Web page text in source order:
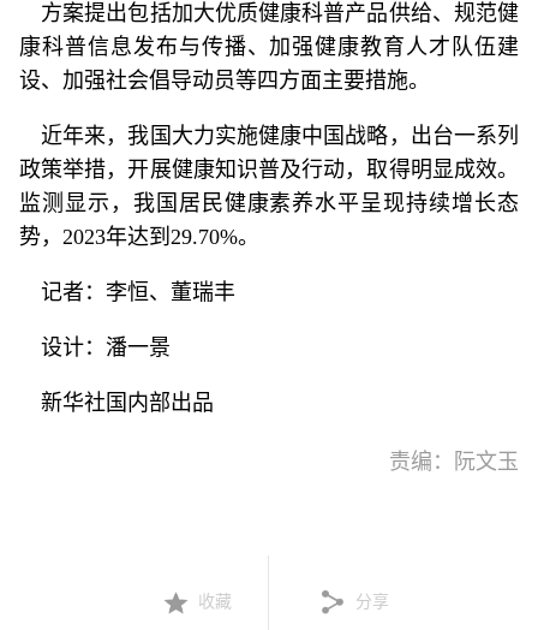
方案提出包括加大优质健康科普产品供给、规范健
康科普信息发布与传播、加强健康教育人才队伍建
设、加强社会倡导动员等四方面主要措施。
近年来，我国大力实施健康中国战略，出台一系列
政策举措，开展健康知识普及行动，取得明显成效。
监测显示，我国居民健康素养水平呈现持续增长态
势，2023年达到29.70%。
记者：李恒、董瑞丰
设计：潘一景
新华社国内部出品
责编：阮文玉
收藏 分享